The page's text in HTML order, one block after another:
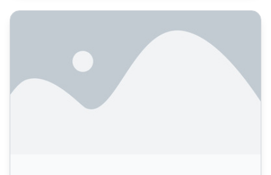
Ce este optimizarea entităților pentru AI? Ghid complet